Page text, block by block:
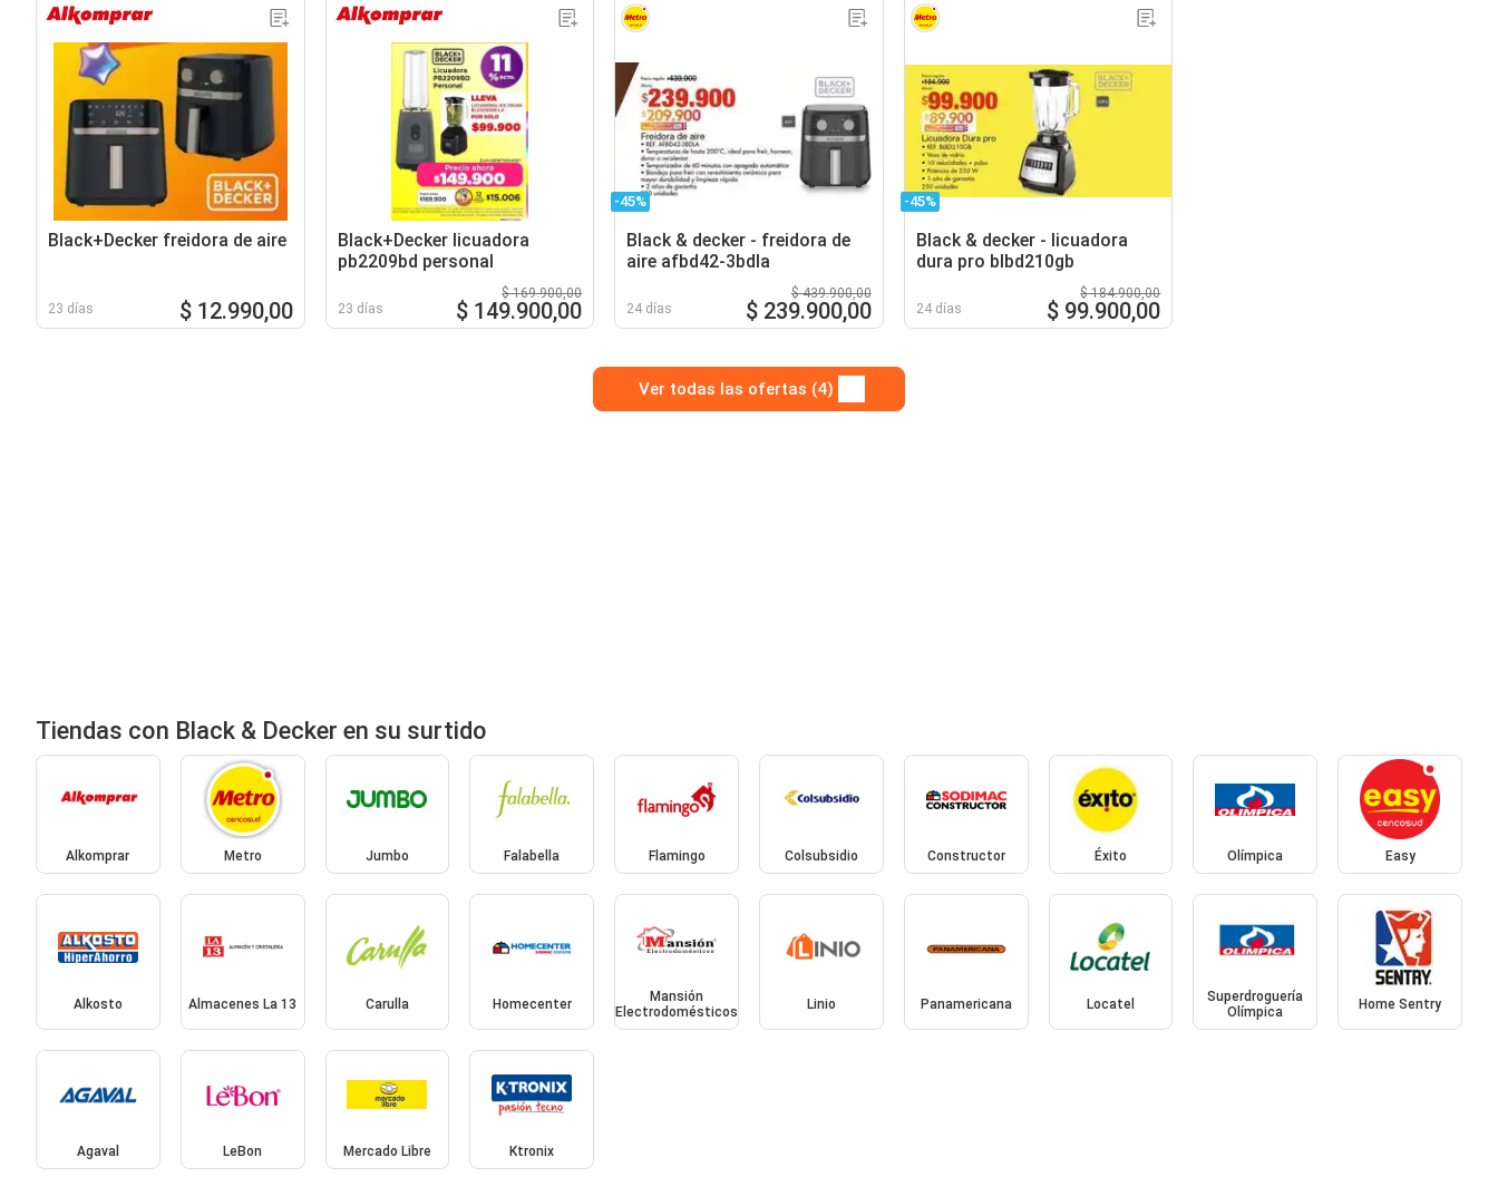
Black+Decker freidora de aire
23 días $ 12.990,00
Black+Decker licuadora
pb2209bd personal
23 días
$ 169.900,00
$ 149.900,00
-45%
Black & decker - freidora de
aire afbd42-3bdla
24 días
$ 439.900,00
$ 239.900,00
-45%
Black & decker - licuadora
dura pro blbd210gb
24 días
$ 184.900,00
$ 99.900,00
Ver todas las ofertas (4)
Tiendas con Black & Decker en su surtido
Alkomprar Metro Jumbo Falabella Flamingo Colsubsidio Constructor Éxito Olímpica Easy
Alkosto Almacenes La 13 Carulla Homecenter
Mansión
Electrodomésticos
Linio Panamericana Locatel
Superdroguería
Olímpica
Home Sentry
Agaval LeBon Mercado Libre Ktronix